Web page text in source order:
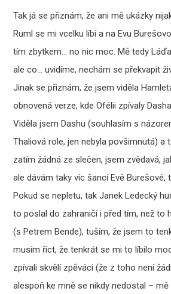
Tak já se přiznám, že ani mě ukázky
Ruml se mi vcelku líbí a na Evu
tím zbytkem… no nic moc. Mě tedy
ale co… uvidíme, nechám se překvapit
Jinak se přiznám, že jsem viděla
obnovená verze, kde Ofélii zpívaly
Viděla jsem Dashu (souhlasím s
Thaliová role, jen nebyla povšimnutá) a
zatím žádná ze slečen, jsem zvědavá,
ale dávám taky víc šancí Evě Burešové,
Pokud se nepletu, tak Janek Ledecký
to poslal do zahraničí i před tím, než to
(s Petrem Bende), tuším, že jsem to
musím říct, že tenkrát se mi to líbilo
zpívali skvělí zpěváci (že z toho není
alespoň ke mně se nikdy nedostal –